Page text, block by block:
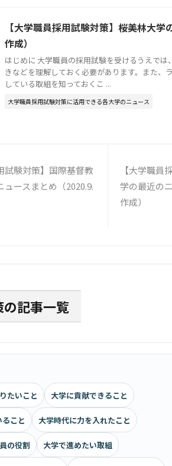
【大学職員採用試験対策】桜美林大
作成）
はじめに 大学職員の採用試験を受けるうえで
きなどを理解しておく必要があります。また、
している取組を知っておくこ ...
大学職員採用試験対策に活用できる各大学のニュース
試験対策】国際基督教
ュースまとめ（2020.9.
【大学職員
学の最近の
作成）
記事一覧
たいこと 大学に貢献できること
こと 大学時代に力を入れたこと
の役割 大学で進めたい取組